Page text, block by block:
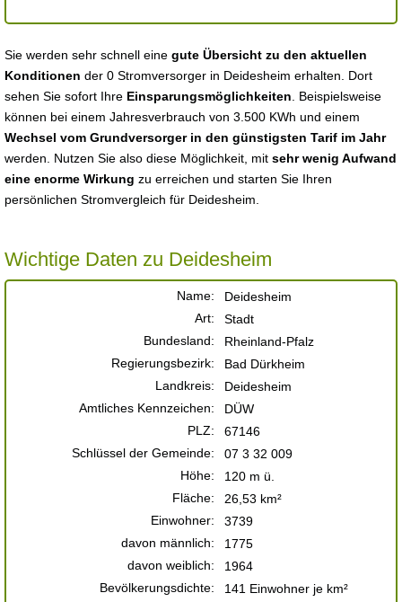
Sie werden sehr schnell eine gute Übersicht zu den aktuellen
Konditionen der 0 Stromversorger in Deidesheim erhalten. Dort
sehen Sie sofort Ihre Einsparungsmöglichkeiten . Beispielsweise
können bei einem Jahresverbrauch von 3.500 KWh und einem
Wechsel vom Grundversorger in den günstigsten Tarif im Jahr
werden. Nutzen Sie also diese Möglichkeit, mit sehr wenig Aufwand
eine enorme Wirkung zu erreichen und starten Sie Ihren
persönlichen Stromvergleich für Deidesheim.
Wichtige Daten zu Deidesheim
Name:
Deidesheim
Art:
Stadt
Bundesland:
Rheinland-Pfalz
Regierungsbezirk:
Bad Dürkheim
Landkreis:
Deidesheim
Amtliches Kennzeichen:
DÜW
PLZ:
67146
Schlüssel der Gemeinde:
07 3 32 009
Höhe:
120 m ü.
Fläche:
26,53 km²
Einwohner:
3739
davon männlich:
1775
davon weiblich:
1964
Bevölkerungsdichte:
141 Einwohner je km²